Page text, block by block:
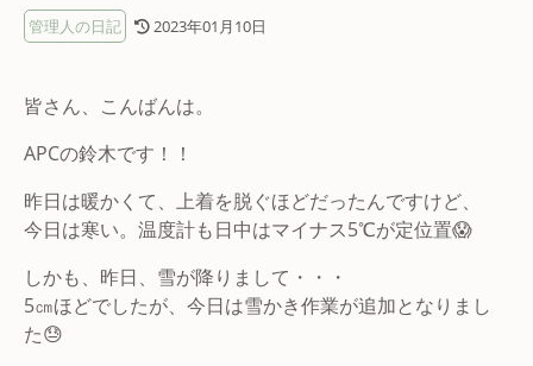
管理人の日記 2023年01月10日
皆さん、こんばんは。
APCの鈴木です！！
昨日は暖かくて、上着を脱ぐほどだったんですけど、
今日は寒い。温度計も日中はマイナス5℃が定位置😱
しかも、昨日、雪が降りまして・・・
5㎝ほどでしたが、今日は雪かき作業が追加となりまし
た😓